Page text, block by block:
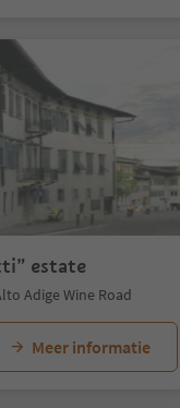
estate
Adige Wine Road
Meer informatie